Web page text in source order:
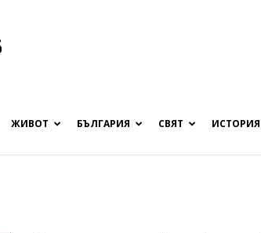
списание
ЖИВОТ БЪЛГАРИЯ СВЯТ ИСТОРИЯ